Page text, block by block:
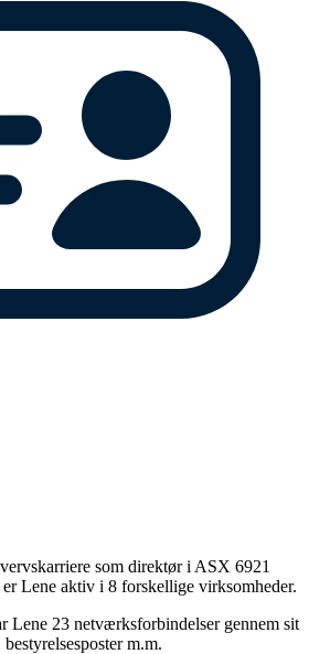
som direktør i ASX 6921
Lene aktiv i 8 forskellige virksomheder.
Lene 23 netværksforbindelser gennem sit
m.m.